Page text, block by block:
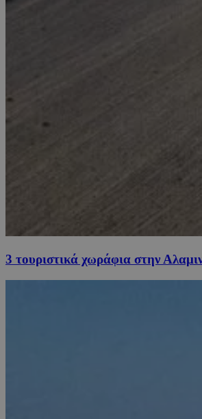
3 τουριστικά χωράφια στην